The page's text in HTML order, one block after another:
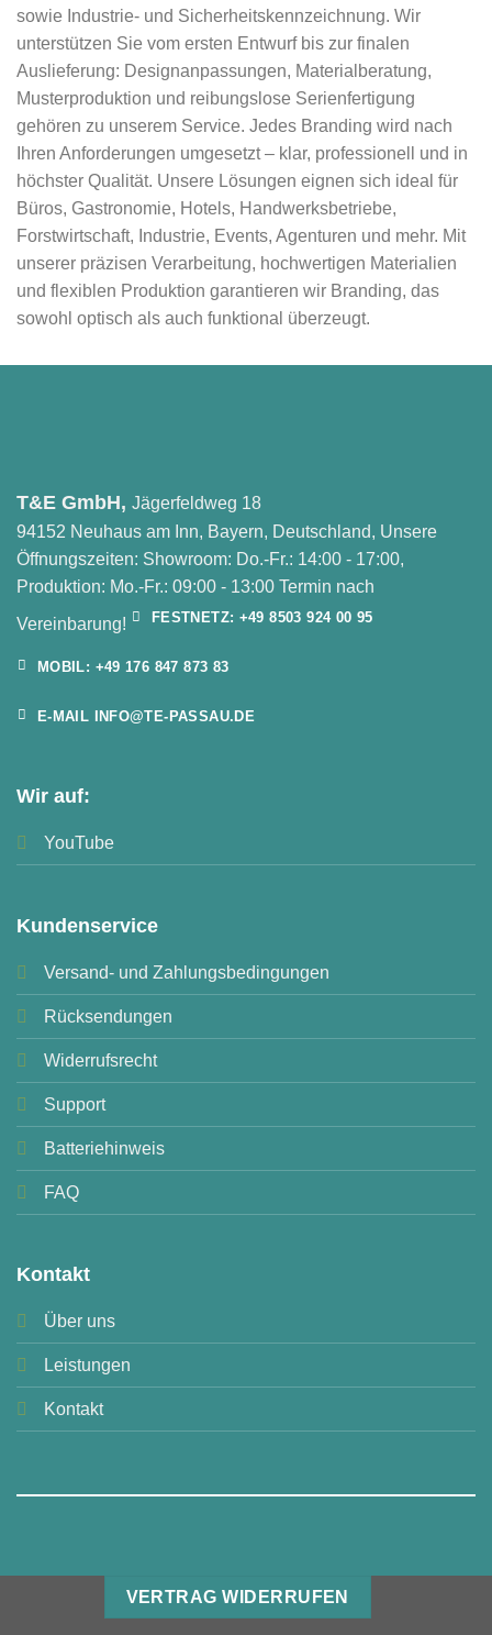
sowie Industrie- und Sicherheitskennzeichnung. Wir
unterstützen Sie vom ersten Entwurf bis zur finalen
Auslieferung: Designanpassungen, Materialberatung,
Musterproduktion und reibungslose Serienfertigung
gehören zu unserem Service. Jedes Branding wird nach
Ihren Anforderungen umgesetzt – klar, professionell und in
höchster Qualität. Unsere Lösungen eignen sich ideal für
Büros, Gastronomie, Hotels, Handwerksbetriebe,
Forstwirtschaft, Industrie, Events, Agenturen und mehr. Mit
unserer präzisen Verarbeitung, hochwertigen Materialien
und flexiblen Produktion garantieren wir Branding, das
sowohl optisch als auch funktional überzeugt.
T&E GmbH, Jägerfeldweg 18
94152 Neuhaus am Inn, Bayern, Deutschland, Unsere
Öffnungszeiten: Showroom: Do.-Fr.: 14:00 - 17:00,
Produktion: Mo.-Fr.: 09:00 - 13:00 Termin nach
Vereinbarung!
FESTNETZ: +49 8503 924 00 95
MOBIL: +49 176 847 873 83
E-MAIL INFO@TE-PASSAU.DE
Wir auf:
YouTube
Kundenservice
Versand- und Zahlungsbedingungen
Rücksendungen
Widerrufsrecht
Support
Batteriehinweis
FAQ
Kontakt
Über uns
Leistungen
Kontakt
VERTRAG WIDERRUFEN